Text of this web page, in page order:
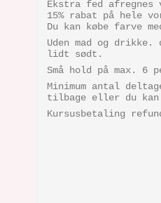
Ekstra fed afregnes
15% rabat på hele
Du kan købe farve
Uden mad og
lidt sødt.
Små hold på max. 6
Minimum antal
tilbage eller du
Kursusbetaling